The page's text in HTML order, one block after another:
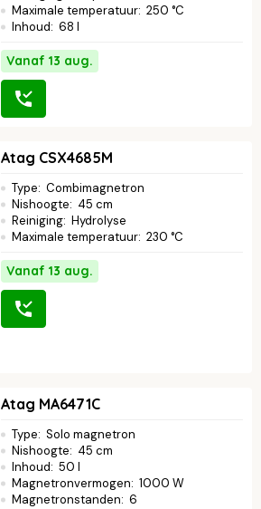
Maximale temperatuur: 250 °C
Inhoud: 68 l
Vanaf 13 aug.
Atag CSX4685M
Type: Combimagnetron
Nishoogte: 45 cm
Reiniging: Hydrolyse
Maximale temperatuur: 230 °C
Vanaf 13 aug.
Atag MA6471C
Type: Solo magnetron
Nishoogte: 45 cm
Inhoud: 50 l
Magnetronvermogen: 1000 W
Magnetronstanden: 6